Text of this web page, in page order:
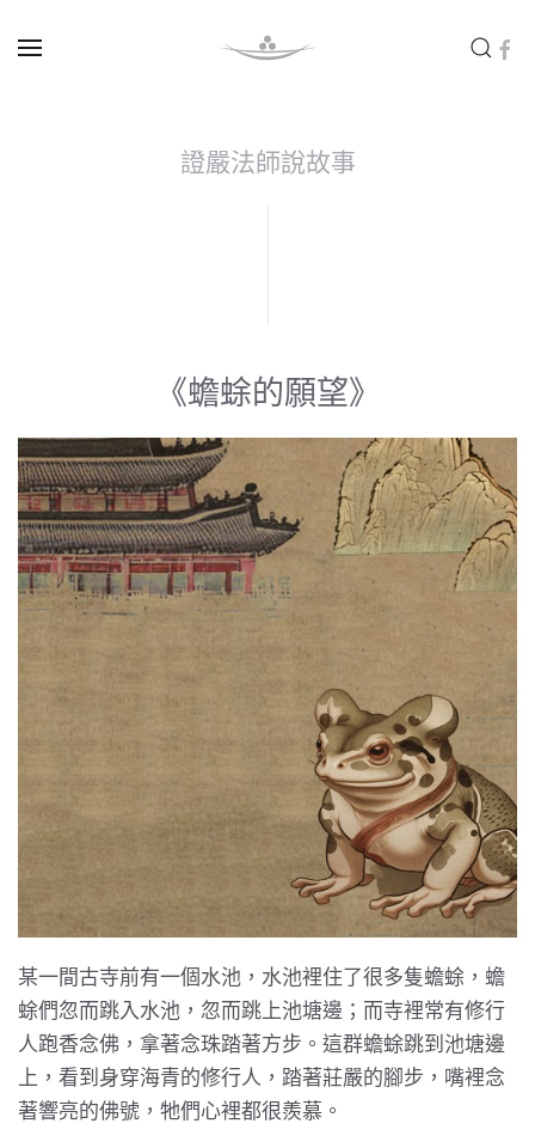
證嚴法師說故事
《蟾蜍的願望》
某一間古寺前有一個水池，水池裡住了很多隻蟾蜍，蟾
蜍們忽而跳入水池，忽而跳上池塘邊；而寺裡常有修行
人跑香念佛，拿著念珠踏著方步。這群蟾蜍跳到池塘邊
上，看到身穿海青的修行人，踏著莊嚴的腳步，嘴裡念
著響亮的佛號，牠們心裡都很羨慕。